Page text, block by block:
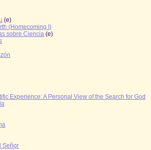
(e)
(Homecoming I)
sobre Ciencia (e)
Experience: A Personal View of the Search for God
Señor